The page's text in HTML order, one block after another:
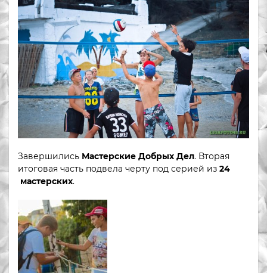
Завершились Мастерские Добрых Дел. Вторая
итоговая часть подвела черту под серией из 24
мастерских.